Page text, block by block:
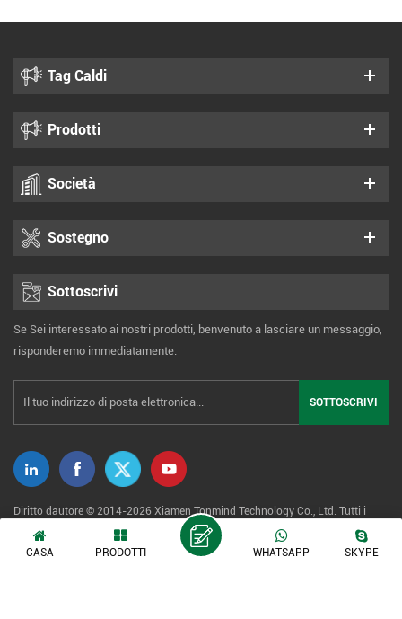
Tag Caldi
Prodotti
Società
Sostegno
Sottoscrivi
Se Sei interessato ai nostri prodotti, benvenuto a lasciare un messaggio,
risponderemo immediatamente.
Diritto dautore © 2014-2026 Xiamen Tonmind Technology Co., Ltd. Tutti i
diritti riservati. |
Mappa del sito XML |
politica sulla riservatezza
Rete IPv6 supportata
CASA PRODOTTI SKYPE
WHATSAPP